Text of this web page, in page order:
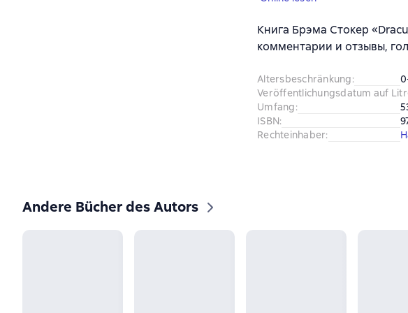
Книга Брэма Стокер
комментарии и отзывы,
Altersbeschränkung:
Veröffentlichungsdatum auf
Umfang:
ISBN:
Rechteinhaber:
Andere Bücher des Autors